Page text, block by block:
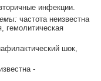
инфекции.
частота неизвестна
гемолитическая
шок,
-